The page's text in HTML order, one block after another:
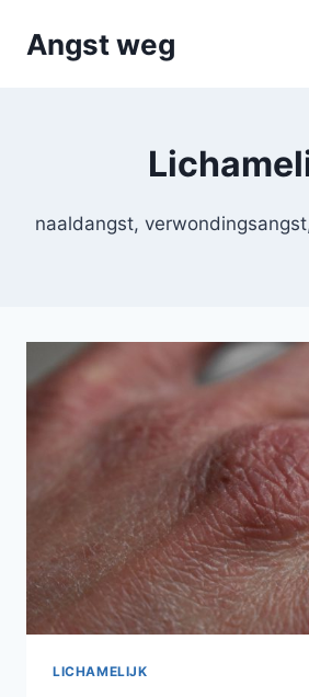
naarAngst weg
naaldangst,
LICHAMELIJK